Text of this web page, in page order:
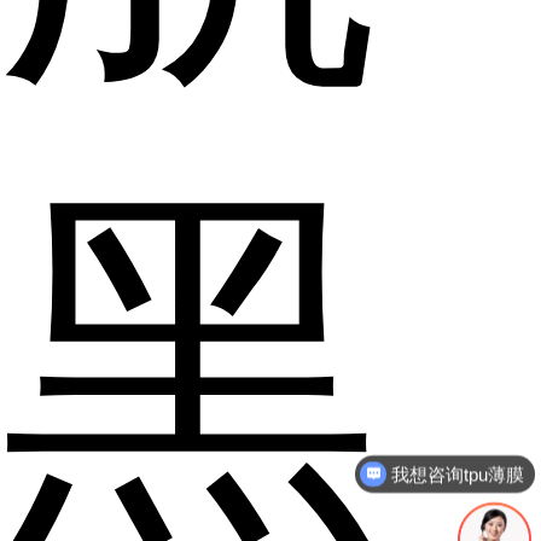
黑 我想咨询tpu薄膜